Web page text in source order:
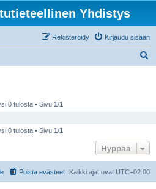
Yhdistys
Kirjaudu sisään
Rekisteröidy
0 tulosta • Sivu 1/1
0 tulosta • Sivu 1/1
Hyppää
Kaikki ajat ovat UTC+02:00
Poista evästeet